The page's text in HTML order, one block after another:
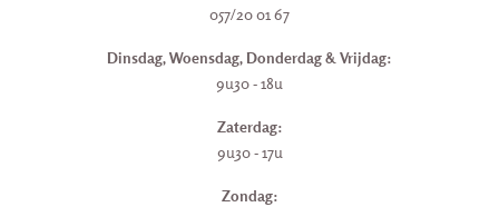
057/20 01 67
Dinsdag, Woensdag, Donderdag & Vrijdag:
9u30 - 18u
Zaterdag:
9u30 - 17u
Zondag: